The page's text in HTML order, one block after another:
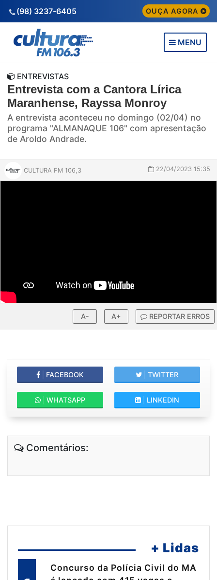
(98) 3237-6405 OUÇA AGORA
MENU
ENTREVISTAS
Entrevista com a Cantora Lírica
Maranhense, Rayssa Monroy
A entrevista aconteceu no domingo (02/04) no
programa "ALMANAQUE 106" com apresentação
de Aroldo Andrade.
CULTURA FM 106,3 22/04/2023 15:35
A- A+ REPORTAR ERROS
FACEBOOK TWITTER
WHATSAPP LINKEDIN
Comentários:
+ Lidas
Concurso da Polícia Civil do MA